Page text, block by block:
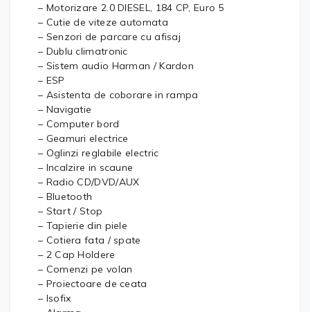
– Motorizare 2.0 DIESEL, 184 CP, Euro 5
– Cutie de viteze automata
– Senzori de parcare cu afisaj
– Dublu climatronic
– Sistem audio Harman / Kardon
– ESP
– Asistenta de coborare in rampa
– Navigatie
– Computer bord
– Geamuri electrice
– Oglinzi reglabile electric
– Incalzire in scaune
– Radio CD/DVD/AUX
– Bluetooth
– Start / Stop
– Tapierie din piele
– Cotiera fata / spate
– 2 Cap Holdere
– Comenzi pe volan
– Proiectoare de ceata
– Isofix